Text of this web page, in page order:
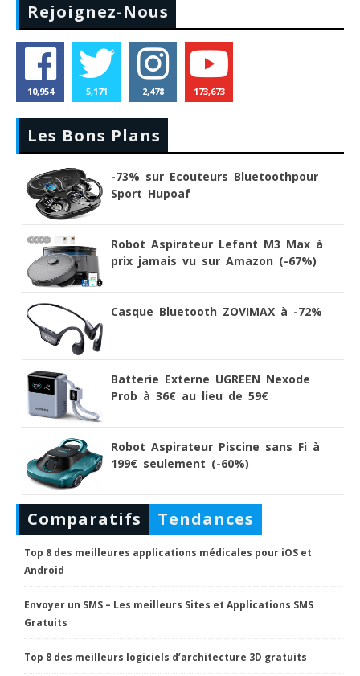
Rejoignez-Nous
10,954 5,171 2,478 173,673
Les Bons Plans
-73% sur Ecouteurs Bluetoothpour
Sport Hupoaf
Robot Aspirateur Lefant M3 Max à
prix jamais vu sur Amazon (-67%)
Casque Bluetooth ZOVIMAX à -72%
Batterie Externe UGREEN Nexode
Prob à 36€ au lieu de 59€
Robot Aspirateur Piscine sans Fi à
199€ seulement (-60%)
Comparatifs Tendances
Top 8 des meilleures applications médicales pour iOS et
Android
Envoyer un SMS – Les meilleurs Sites et Applications SMS
Gratuits
Top 8 des meilleurs logiciels d’architecture 3D gratuits